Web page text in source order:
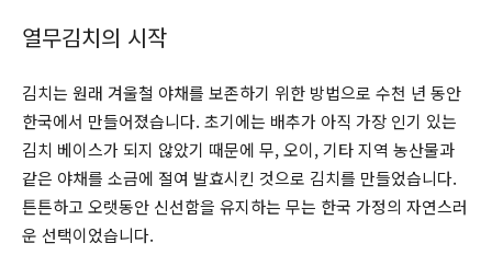
열무김치의 시작
김치는 원래 겨울철 야채를 보존하기 위한 방법으로 수천 년 동안
한국에서 만들어졌습니다. 초기에는 배추가 아직 가장 인기 있는
김치 베이스가 되지 않았기 때문에 무, 오이, 기타 지역 농산물과
같은 야채를 소금에 절여 발효시킨 것으로 김치를 만들었습니다.
튼튼하고 오랫동안 신선함을 유지하는 무는 한국 가정의 자연스러
운 선택이었습니다.